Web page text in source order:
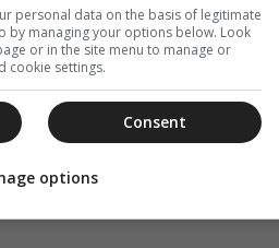
της
η
και Γέροντός
Μαρίας
personal data on the basis of legitimate
by managing your options below. Look
or in the site menu to manage or
cookie settings.
Consent
options